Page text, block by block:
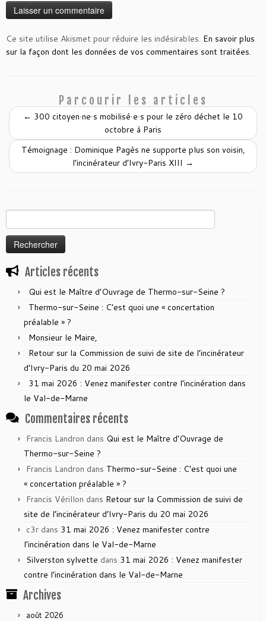
Ce site utilise Akismet pour réduire les indésirables. En savoir plus
sur la façon dont les données de vos commentaires sont traitées.
Parcourir les articles
← 300 citoyen∙ne∙s mobilisé∙e∙s pour le zéro déchet le 10
octobre à Paris
Témoignage : Dominique Pagès ne supporte plus son voisin,
l’incinérateur d’Ivry-Paris XIII →
Rechercher :
Articles récents
Qui est le Maître d’Ouvrage de Thermo-sur-Seine ?
Thermo-sur-Seine : C’est quoi une « concertation
préalable » ?
Monsieur le Maire,
Retour sur la Commission de suivi de site de l’incinérateur
d’Ivry-Paris du 20 mai 2026
31 mai 2026 : Venez manifester contre l’incinération dans
le Val-de-Marne
Commentaires récents
Francis Landron dans Qui est le Maître d’Ouvrage de
Thermo-sur-Seine ?
Francis Landron dans Thermo-sur-Seine : C’est quoi une
« concertation préalable » ?
Francis Vérillon dans Retour sur la Commission de suivi de
site de l’incinérateur d’Ivry-Paris du 20 mai 2026
c3r dans 31 mai 2026 : Venez manifester contre
l’incinération dans le Val-de-Marne
Silverston sylvette dans 31 mai 2026 : Venez manifester
contre l’incinération dans le Val-de-Marne
Archives
août 2026